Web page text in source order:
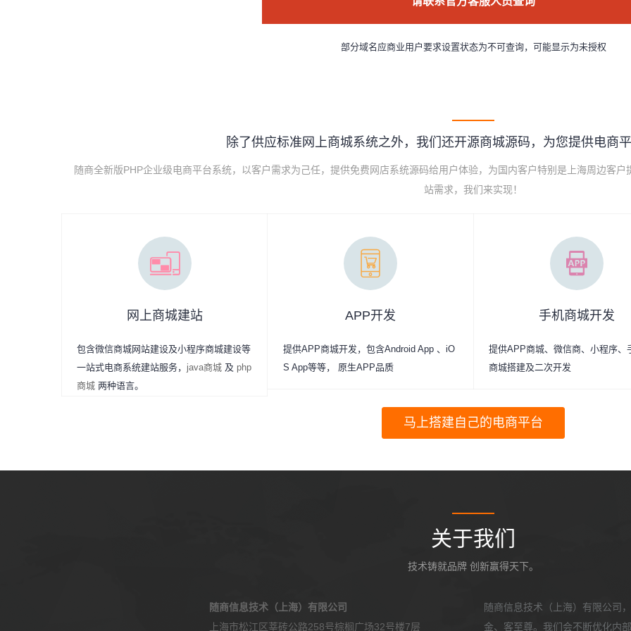
部分域名应商业用户要求设置状态为不可查询，可能显示为未授权
除了供应标准网上商城系统之外，我们还开源商城源码，为您提供电商
随商全新版PHP企业级电商平台系统，以客户需求为己任，提供免费网店系统源码给用户体验，为国内客户特别是上海周边客
站需求，我们来实现！
网上商城建站
包含微信商城网站建设及小程序商城建设等
一站式电商系统建站服务， java商城 及 php
商城 两种语言。
APP开发
提供APP商城开发，包含Android App 、iO
S App等等， 原生APP品质
手机商城开发
提供APP商城、微信商、小程序、
商城搭建及二次开发
马上搭建自己的电商平台
关于我们
技术铸就品牌 创新赢得天下。
随商信息技术（上海）有限公司
上海市松江区莘砖公路258号棕榈广场32号楼7层
随商信息技术（上海）有限公司
金、客至尊。我们会不断优化内